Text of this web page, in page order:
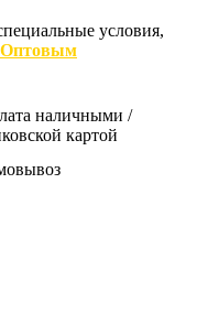
условия,
наличными /
картой